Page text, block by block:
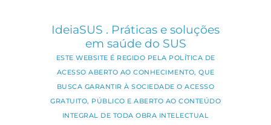
IdeiaSUS . Práticas e soluções
em saúde do SUS
ESTE WEBSITE É REGIDO PELA POLÍTICA DE
ACESSO ABERTO AO CONHECIMENTO, QUE
BUSCA GARANTIR À SOCIEDADE O ACESSO
GRATUITO, PÚBLICO E ABERTO AO CONTEÚDO
INTEGRAL DE TODA OBRA INTELECTUAL